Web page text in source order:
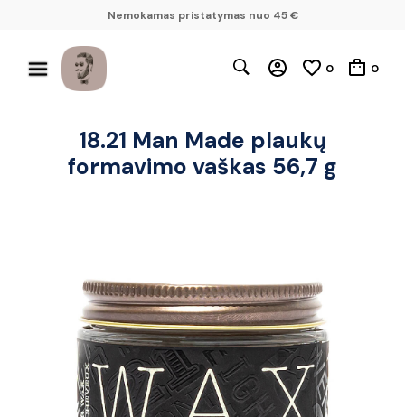
Nemokamas pristatymas nuo 45 €
0 0
18.21 Man Made plaukų
formavimo vaškas 56,7 g